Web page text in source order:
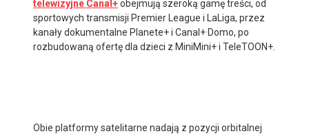
telewizyjne Canal+obejmują szeroką gamę treści, od
sportowych transmisji Premier League i LaLiga, przez
kanały dokumentalne Planete+ i Canal+ Domo, po
rozbudowaną ofertę dla dzieci z MiniMini+ i TeleTOON+.
Obie platformy satelitarne nadają z pozycji orbitalnej